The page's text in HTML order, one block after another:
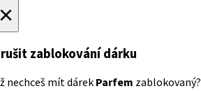
zablokování dárku
nechceš mít dárek Parfem zablokovaný?